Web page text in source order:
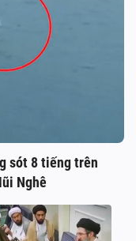
sót 8 tiếng trên
Nghê